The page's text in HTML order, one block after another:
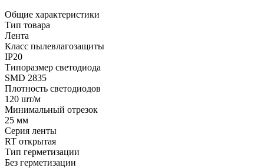
Общие характеристики
Тип товара
Лента
Класс пылевлагозащиты
IP20
Типоразмер светодиода
SMD 2835
Плотность светодиодов
120 шт/м
Минимальный отрезок
25 мм
Серия ленты
RT открытая
Тип герметизации
Без герметизации